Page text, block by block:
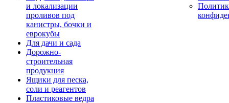
и локализации
проливов под
канистры, бочки и
еврокубы
Для дачи и сада
Дорожно-
строительная
продукция
Ящики для песка,
соли и реагентов
Пластиковые ведра